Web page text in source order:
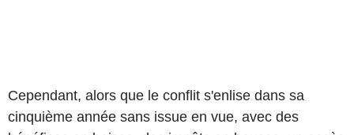
Cependant, alors que le conflit s'enlise dans sa
cinquième année sans issue en vue, avec des